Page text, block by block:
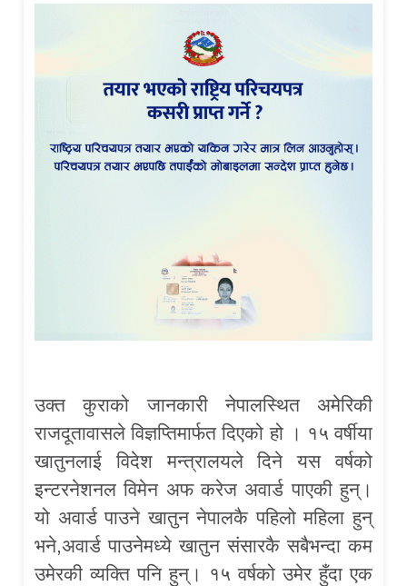
उक्त कुराको जानकारी नेपालस्थित अमेरिकी
राजदूतावासले विज्ञप्तिमार्फत दिएको हो । १५ वर्षीया
खातुनलाई विदेश मन्त्रालयले दिने यस वर्षको
इन्टरनेशनल विमेन अफ करेज अवार्ड पाएकी हुन्।
यो अवार्ड पाउने खातुन नेपालकै पहिलो महिला हुन्
भने,अवार्ड पाउनेमध्ये खातुन संसारकै सबैभन्दा कम
उमेरकी व्यक्ति पनि हुन्। १५ वर्षको उमेर हुँदा एक